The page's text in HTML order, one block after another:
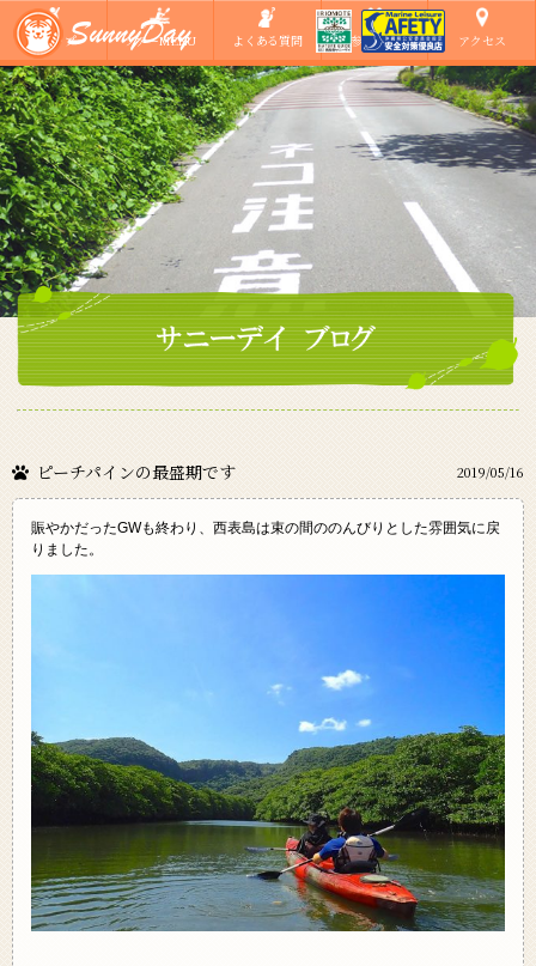
ショップ ツアーMENU よくある質問 ご参加の方へ アクセス
ピーチパインの最盛期です 2019/05/16
賑やかだったGWも終わり、西表島は束の間ののんびりとした雰囲気に戻
りました。